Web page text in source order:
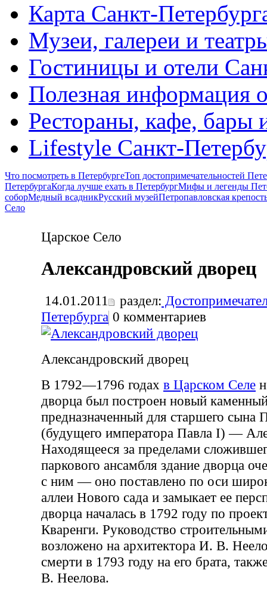
Карта Санкт-
Музеи, галереи и
Гостиницы и отели
Полезная информация
Рестораны, кафе, бары
Lifestyle Санкт-
Что посмотреть в ПетербургеТоп достопримечательностей
ПетербургаКогда лучше ехать в ПетербургМифы и легенды
соборМедный всадникРусский музейПетропавловская
Село
Царское Село
Александровский дворец
14.01.2011 раздел:
Петербурга 0 комментариев
Александровский дворец
В 1792—1796 годах в Царском Селе
дворца был построен новый
предназначенный для старшего сына
(будущего императора Павла I) —
Находящееся за пределами
паркового ансамбля здание дворца
с ним — оно поставлено по оси
аллеи Нового сада и замыкает ее
дворца началась в 1792 году по
Кваренги. Руководство
возложено на архитектора И. В.
смерти в 1793 году на его брата,
В. Неелова.